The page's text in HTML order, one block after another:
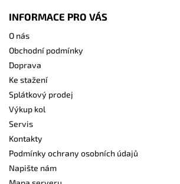
INFORMACE PRO VÁS
O nás
Obchodní podmínky
Doprava
Ke stažení
Splátkový prodej
Výkup kol
Servis
Kontakty
Podmínky ochrany osobních údajů
Napište nám